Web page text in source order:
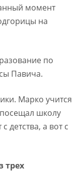
момент
на
по
Павича.
Марко учится
посещал школу
детства, а вот с
трех